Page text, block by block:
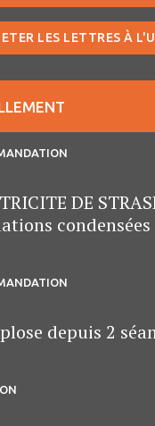
LES LETTRES À
DE
condensées
depuis 2